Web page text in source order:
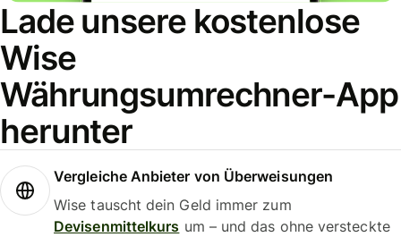
Lade unsere kostenlose
Wise
Währungsumrechner-App
herunter
Vergleiche Anbieter von Überweisungen
Wise tauscht dein Geld immer zum
Devisenmittelkurs um – und das ohne versteckte